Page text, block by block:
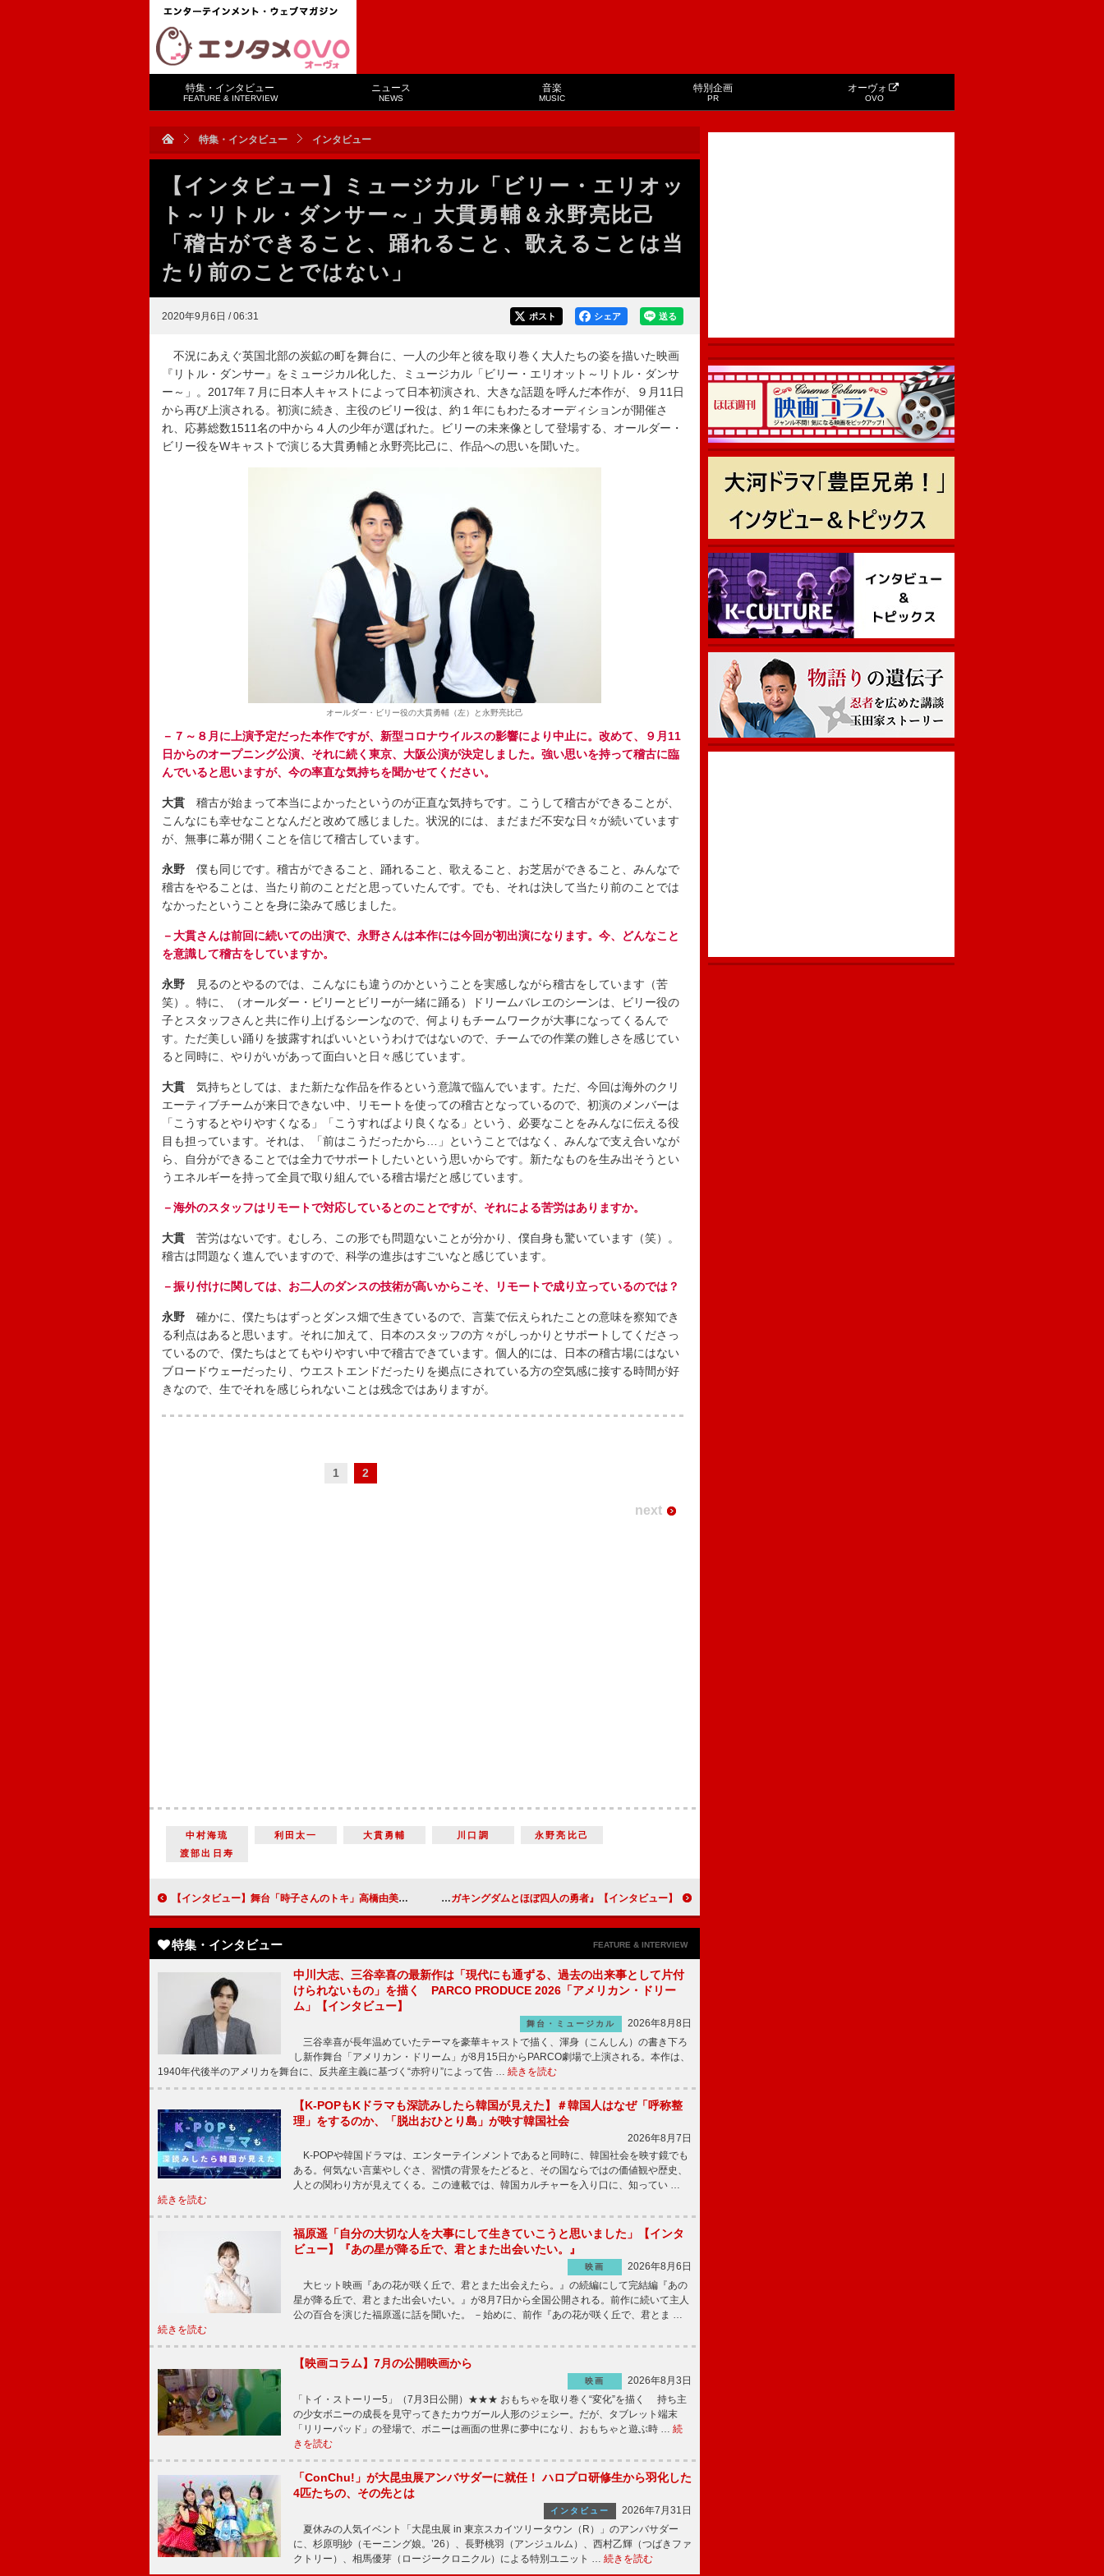
特集・インタビュー
FEATURE & INTERVIEW
ニュース
NEWS
音楽
MUSIC
特別企画
PR
オーヴォ
OVO
特集・インタビュー インタビュー
【インタビュー】ミュージカル「ビリー・エリオッ
ト～リトル・ダンサー～」大貫勇輔＆永野亮比己
「稽古ができること、踊れること、歌えることは当
たり前のことではない」
2020年9月6日 / 06:31 送る
シェア
ポスト
不況にあえぐ英国北部の炭鉱の町を舞台に、一人の少年と彼を取り巻く大人たちの姿を描いた映画
『リトル・ダンサー』をミュージカル化した、ミュージカル「ビリー・エリオット～リトル・ダンサ
ー～」。2017年７月に日本人キャストによって日本初演され、大きな話題を呼んだ本作が、９月11日
から再び上演される。初演に続き、主役のビリー役は、約１年にもわたるオーディションが開催さ
れ、応募総数1511名の中から４人の少年が選ばれた。ビリーの未来像として登場する、オールダー・
ビリー役をWキャストで演じる大貫勇輔と永野亮比己に、作品への思いを聞いた。
オールダー・ビリー役の大貫勇輔（左）と永野亮比己
－７～８月に上演予定だった本作ですが、新型コロナウイルスの影響により中止に。改めて、９月11
日からのオープニング公演、それに続く東京、大阪公演が決定しました。強い思いを持って稽古に臨
んでいると思いますが、今の率直な気持ちを聞かせてください。
大貫 稽古が始まって本当によかったというのが正直な気持ちです。こうして稽古ができることが、
こんなにも幸せなことなんだと改めて感じました。状況的には、まだまだ不安な日々が続いています
が、無事に幕が開くことを信じて稽古しています。
永野 僕も同じです。稽古ができること、踊れること、歌えること、お芝居ができること、みんなで
稽古をやることは、当たり前のことだと思っていたんです。でも、それは決して当たり前のことでは
なかったということを身に染みて感じました。
－大貫さんは前回に続いての出演で、永野さんは本作には今回が初出演になります。今、どんなこと
を意識して稽古をしていますか。
永野 見るのとやるのでは、こんなにも違うのかということを実感しながら稽古をしています（苦
笑）。特に、（オールダー・ビリーとビリーが一緒に踊る）ドリームバレエのシーンは、ビリー役の
子とスタッフさんと共に作り上げるシーンなので、何よりもチームワークが大事になってくるんで
す。ただ美しい踊りを披露すればいいというわけではないので、チームでの作業の難しさを感じてい
ると同時に、やりがいがあって面白いと日々感じています。
大貫 気持ちとしては、また新たな作品を作るという意識で臨んでいます。ただ、今回は海外のクリ
エーティブチームが来日できない中、リモートを使っての稽古となっているので、初演のメンバーは
「こうするとやりやすくなる」「こうすればより良くなる」という、必要なことをみんなに伝える役
目も担っています。それは、「前はこうだったから…」ということではなく、みんなで支え合いなが
ら、自分ができることでは全力でサポートしたいという思いからです。新たなものを生み出そうとい
うエネルギーを持って全員で取り組んでいる稽古場だと感じています。
－海外のスタッフはリモートで対応しているとのことですが、それによる苦労はありますか。
大貫 苦労はないです。むしろ、この形でも問題ないことが分かり、僕自身も驚いています（笑）。
稽古は問題なく進んでいますので、科学の進歩はすごいなと感じています。
－振り付けに関しては、お二人のダンスの技術が高いからこそ、リモートで成り立っているのでは？
永野 確かに、僕たちはずっとダンス畑で生きているので、言葉で伝えられたことの意味を察知でき
る利点はあると思います。それに加えて、日本のスタッフの方々がしっかりとサポートしてくださっ
ているので、僕たちはとてもやりやすい中で稽古できています。個人的には、日本の稽古場にはない
ブロードウェーだったり、ウエストエンドだったりを拠点にされている方の空気感に接する時間が好
きなので、生でそれを感じられないことは残念ではありますが。
1 2
next
中村海琉 利田太一 大貫勇輔 川口調
永野亮比己
渡部出日寿
【インタビュー】舞台「時子さんのトキ」高橋由美子 共演の鈴木拡樹を「いい感じに転がしてあげたい」 【インタビュー】『映画クレヨンしんちゃん 激突！ラクガキングダムとほぼ四人の勇者』山田裕貴「しんちゃんの自由な発想に憧れます」
特集・インタビュー FEATURE & INTERVIEW
中川大志、三谷幸喜の最新作は「現代にも通ずる、過去の出来事として片付
けられないもの」を描く PARCO PRODUCE 2026「アメリカン・ドリー
ム」【インタビュー】
舞台・ミュージカル
2026年8月8日
三谷幸喜が長年温めていたテーマを豪華キャストで描く、渾身（こんしん）の書き下ろ
し新作舞台「アメリカン・ドリーム」が8月15日からPARCO劇場で上演される。本作は、
1940年代後半のアメリカを舞台に、反共産主義に基づく“赤狩り”によって告 … 続きを読む
【K-POPもKドラマも深読みしたら韓国が見えた】＃韓国人はなぜ「呼称整
理」をするのか、「脱出おひとり島」が映す韓国社会
2026年8月7日
K-POPや韓国ドラマは、エンターテインメントであると同時に、韓国社会を映す鏡でも
ある。何気ない言葉やしぐさ、習慣の背景をたどると、その国ならではの価値観や歴史、
人との関わり方が見えてくる。この連載では、韓国カルチャーを入り口に、知ってい …
続きを読む
福原遥「自分の大切な人を大事にして生きていこうと思いました」【インタ
ビュー】『あの星が降る丘で、君とまた出会いたい。』
映画
2026年8月6日
大ヒット映画『あの花が咲く丘で、君とまた出会えたら。』の続編にして完結編『あの
星が降る丘で、君とまた出会いたい。』が8月7日から全国公開される。前作に続いて主人
公の百合を演じた福原遥に話を聞いた。 －始めに、前作『あの花が咲く丘で、君とま …
続きを読む
【映画コラム】7月の公開映画から
映画
2026年8月3日
「トイ・ストーリー5」（7月3日公開）★★★ おもちゃを取り巻く“変化”を描く 持ち主
の少女ボニーの成長を見守ってきたカウガール人形のジェシー。だが、タブレット端末
「リリーパッド」の登場で、ボニーは画面の世界に夢中になり、おもちゃと遊ぶ時 … 続
きを読む
「ConChu!」が大昆虫展アンバサダーに就任！ ハロプロ研修生から羽化した
4匹たちの、その先とは
インタビュー
2026年7月31日
夏休みの人気イベント「大昆虫展 in 東京スカイツリータウン（R）」のアンバサダー
に、杉原明紗（モーニング娘。’26）、長野桃羽（アンジュルム）、西村乙輝（つばきファ
クトリー）、相馬優芽（ロージークロニクル）による特別ユニット … 続きを読む